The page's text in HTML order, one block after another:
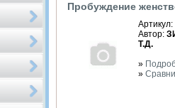
Пробуждение
Артикул:
Автор:
Т.Д.
»
»